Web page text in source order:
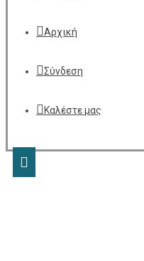
Αρχική
Σύνδεση
Καλέστε μας